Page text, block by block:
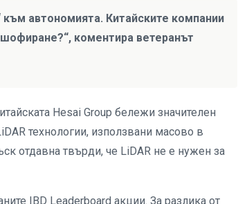
автономията. Китайските компании
коментира ветеранът
Hesai Group бележи значителен
технологии, използвани масово в
отдавна твърди, че LiDAR не е нужен за
IBD Leaderboard акции. За разлика от